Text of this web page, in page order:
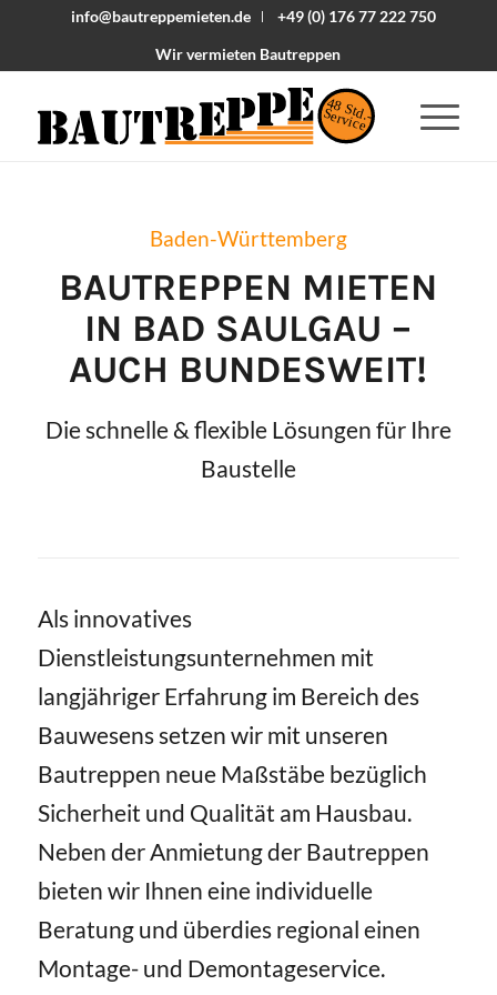
info@bautreppemieten.de
+49 (0) 176 77 222 750
Wir vermieten Bautreppen
48 Std.-
Service
Baden-Württemberg
BAUTREPPEN MIETEN
IN BAD SAULGAU –
AUCH BUNDESWEIT!
Die schnelle & flexible Lösungen für Ihre
Baustelle
Als innovatives
Dienstleistungsunternehmen mit
langjähriger Erfahrung im Bereich des
Bauwesens setzen wir mit unseren
Bautreppen neue Maßstäbe bezüglich
Sicherheit und Qualität am Hausbau.
Neben der Anmietung der Bautreppen
bieten wir Ihnen eine individuelle
Beratung und überdies regional einen
Montage- und Demontageservice.